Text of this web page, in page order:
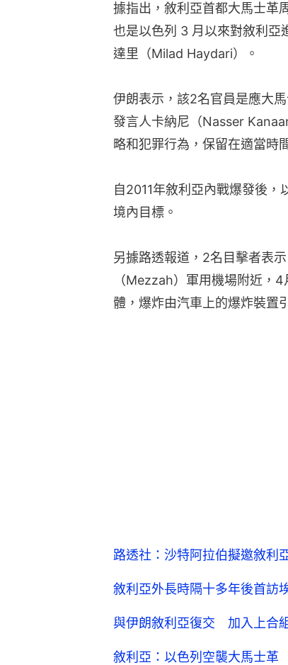
據指出，敘利亞首都大馬士革
也是以色列 3 月以來對敘利亞
達里（Milad Haydari）。
伊朗表示，該2名官員是應大
發言人卡納尼（Nasser
略和犯罪行為，保留在適當時
自2011年敘利亞內戰爆發後，
境內目標。
另據路透報道，2名目擊者表
（Mezzah）軍用機場附近，
體，爆炸由汽車上的爆炸裝置
路透社：沙特阿拉伯擬邀敘利
敘利亞外長時隔十多年後首訪
與伊朗敘利亞復交 加入上合
敘利亞：以色列空襲大馬士